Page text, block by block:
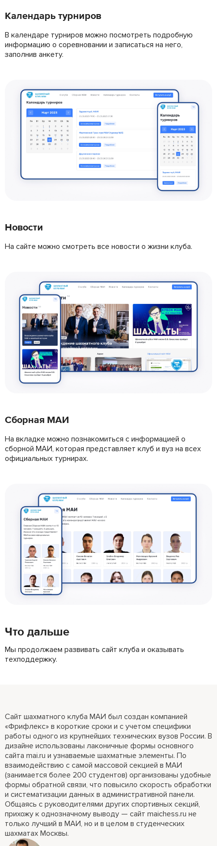
Календарь турниров
В календаре турниров можно посмотреть подробную
информацию о соревновании и записаться на него,
заполнив анкету.
Новости
На сайте можно смотреть все новости о жизни клуба.
Сборная МАИ
На вкладке можно познакомиться с информацией о
сборной МАИ, которая представляет клуб и вуз на всех
официальных турнирах.
Что дальше
Мы продолжаем развивать сайт клуба и оказывать
техподдержку.
Сайт шахматного клуба МАИ был создан компанией
«Фрифлекс» в короткие сроки и с учетом специфики
работы одного из крупнейших технических вузов России. В
дизайне использованы лаконичные формы основного
сайта mai.ru и узнаваемые шахматные элементы. По
взаимодействию с самой массовой секцией в МАИ
(занимается более 200 студентов) организованы удобные
формы обратной связи, что повысило скорость обработки
и систематизации данных в административной панели.
Общаясь с руководителями других спортивных секций,
прихожу к однозначному выводу — сайт maichess.ru не
только лучший в МАИ, но и в целом в студенческих
шахматах Москвы.